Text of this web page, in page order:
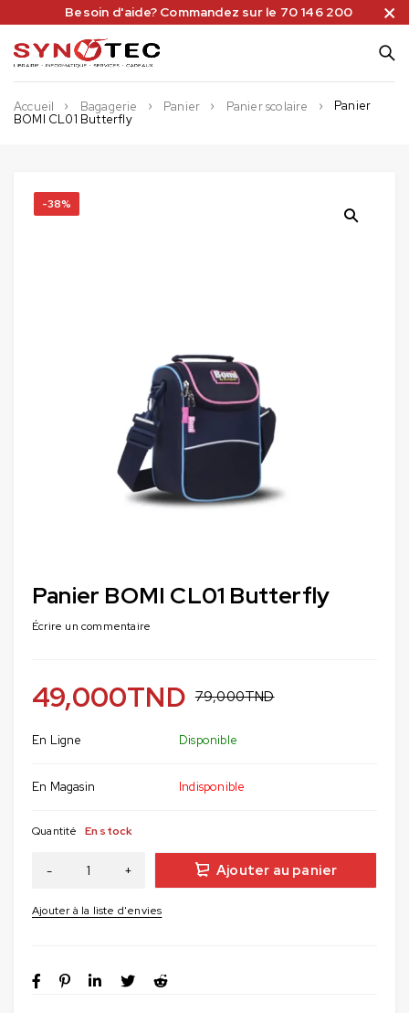
Besoin d'aide? Commandez sur le 70 146 200
Accueil Bagagerie Panier Panier scolaire
Panier
BOMI CL01 Butterfly
-38%
Panier BOMI CL01 Butterfly
Écrire un commentaire
79,000TND
49,000TND
En Ligne Disponible
En Magasin Indisponible
Quantité En stock
Ajouter au panier